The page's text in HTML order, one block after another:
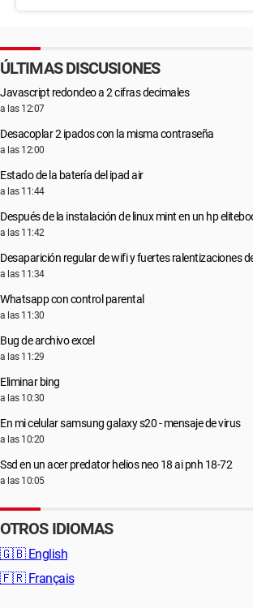
ÚLTIMAS DISCUSIONES
Javascript redondeo a 2 cifras decimales
a las 12:07
Desacoplar 2 ipados con la misma contraseña
a las 12:00
Estado de la batería del ipad air
a las 11:44
Después de la instalación de linux mint en un hp
a las 11:42
Desaparición regular de wifi y fuertes ralentizaciones
a las 11:34
Whatsapp con control parental
a las 11:30
Bug de archivo excel
a las 11:29
Eliminar bing
a las 10:30
En mi celular samsung galaxy s20 - mensaje de virus
a las 10:20
Ssd en un acer predator helios neo 18 ai pnh 18-72
a las 10:05
OTROS IDIOMAS
🇬🇧 English
🇫🇷 Français